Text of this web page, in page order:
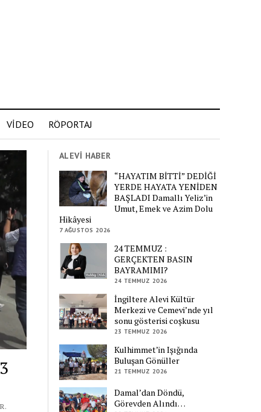
VİDEO RÖPORTAJ
ALEVİ HABER
“HAYATIM BİTTİ” DEDİĞİ
YERDE HAYATA YENİDEN
BAŞLADI Damallı Yeliz’in
Umut, Emek ve Azim Dolu
Hikâyesi
7 AĞUSTOS 2026
24 TEMMUZ :
GERÇEKTEN BASIN
BAYRAMIMI?
24 TEMMUZ 2026
İngiltere Alevi Kültür
Merkezi ve Cemevi’nde yıl
sonu gösterisi coşkusu
23 TEMMUZ 2026
Kulhimmet’in Işığında
Buluşan Gönüller
21 TEMMUZ 2026
Damal’dan Döndü,
Görevden Alındı…